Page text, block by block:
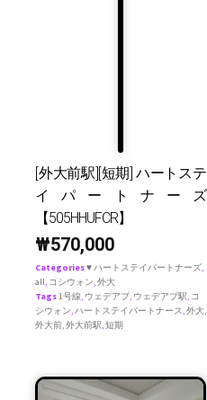
[外大前駅][短期] ハートステ
イパートナーズ
【505HHUFCR】
₩570,000
Categories♥ ハートステイパートナーズ,
all, コシウォン,外大
Tags1号線, ウェデアプ, ウェデアプ駅, コ
シウォン,ハートステイパートナース,外大,
外大前,外大前駅,短期